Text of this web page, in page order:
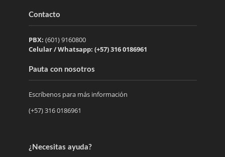
Contacto
PBX: (601) 9160800
Celular / Whatsapp: (+57) 316 0186961
Pauta con nosotros
Escríbenos para más información
(+57) 316 0186961
¿Necesitas ayuda?